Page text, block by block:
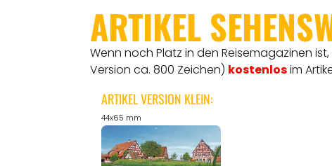
ARTIKEL
Wenn noch Platz in den Reisemagazinen
Version ca. 800 Zeichen) kostenlosim
ARTIKEL VERSION KLEIN:
44x65 mm